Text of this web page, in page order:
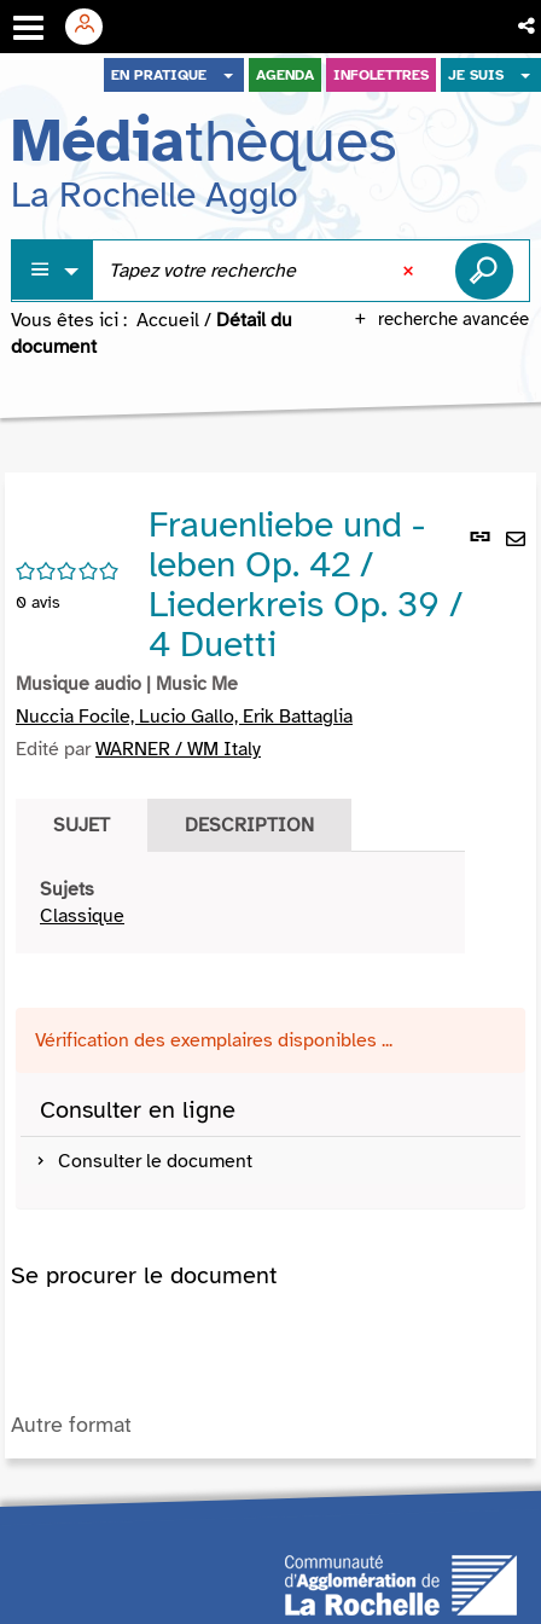
menu
contenu
recherche
EN PRATIQUE AGENDA INFOLETTRES JE SUIS
Médiathèques
La Rochelle Agglo
recherche avancée
Vous êtes ici : Accueil / Détail du
document
Lien
/5
0 avis
Frauenliebe und -
leben Op. 42 /
Liederkreis Op. 39 /
4 Duetti
Musique audio | Music Me
Nuccia Focile, Lucio Gallo, Erik Battaglia
Edité parWARNER / WM Italy
SUJET DESCRIPTION
Sujets
Classique
Vérification des exemplaires disponibles ...
Consulter en ligne
Consulter le document
Se procurer le document
Autre format